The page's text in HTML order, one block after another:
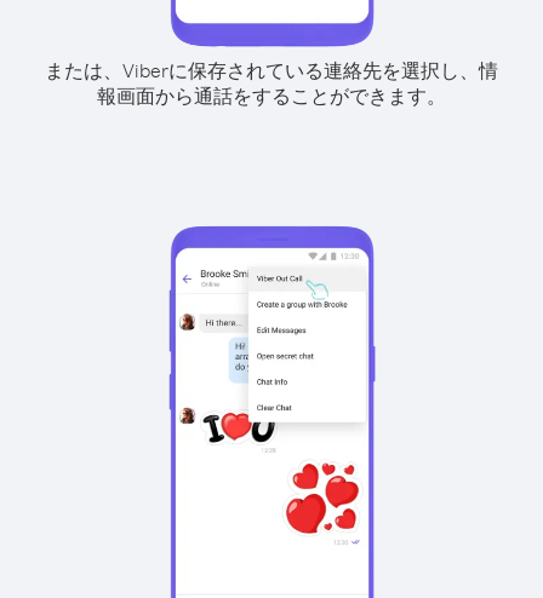
または、Viberに保存されている連絡先を選択し、情
報画面から通話をすることができます。